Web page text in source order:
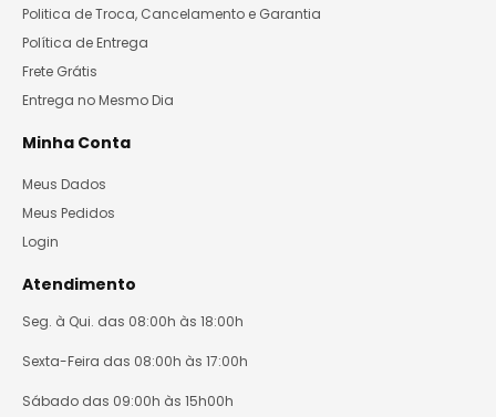
Politica de Troca, Cancelamento e Garantia
Política de Entrega
Frete Grátis
Entrega no Mesmo Dia
Minha Conta
Meus Dados
Meus Pedidos
Login
Atendimento
Seg. à Qui. das 08:00h às 18:00h
Sexta-Feira das 08:00h às 17:00h
Sábado das 09:00h às 15h00h